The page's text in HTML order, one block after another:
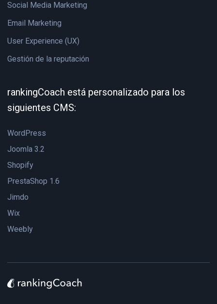
Social Media Marketing
Email Marketing
User Experience (UX)
Gestión de la reputación
rankingCoach está personalizado para los
siguientes CMS:
WordPress
Joomla 3.2
Shopify
PrestaShop 1.6
Jimdo
Wix
Weebly